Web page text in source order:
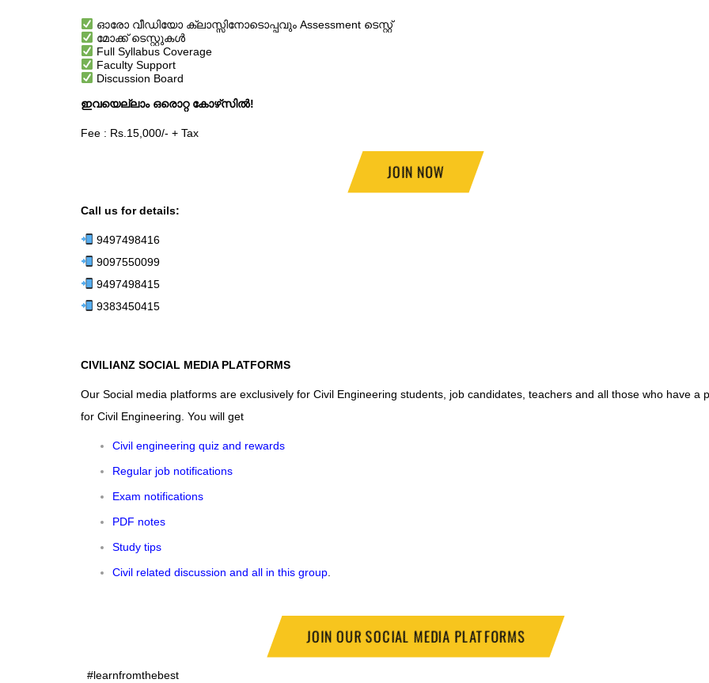
ഓരോ വീഡിയോ ക്ലാസ്സിനോടൊപ്പവും Assessment ടെസ്റ്റ്
മോക്ക് ടെസ്റ്റുകൾ
Full Syllabus Coverage
Faculty Support
Discussion Board
ഇവയെല്ലാം ഒരൊറ്റ കോഴ്‌സിൽ!
Fee : Rs.15,000/- + Tax
JOIN NOW
Call us for details:
9497498416
9097550099
9497498415
9383450415
CIVILIANZ SOCIAL MEDIA PLATFORMS
Our Social media platforms are exclusively for Civil Engineering students, job candidates, teachers and all those who have a
for Civil Engineering. You will get
Civil engineering quiz and rewards
Regular job notifications
Exam notifications
PDF notes
Study tips
Civil related discussion and all in this group
JOIN OUR SOCIAL MEDIA PLATFORMS
#learnfromthebest